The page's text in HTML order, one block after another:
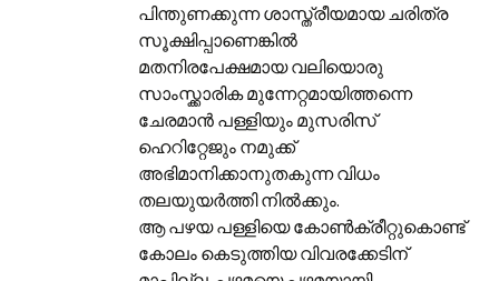
പിന്തുണക്കുന്ന ശാസ്ത്രീയമായ ചരിത്ര
സൂക്ഷിപ്പാണെങ്കില്‍
മതനിരപേക്ഷമായ വലിയൊരു
സാംസ്ക്കാരിക മുന്നേറ്റമായിത്തന്നെ
ചേരമാന്‍ പള്ളിയും മുസരിസ്
ഹെറിറ്റേജും നമുക്ക്
അഭിമാനിക്കാനുതകുന്ന വിധം
തലയുയര്‍ത്തി നില്‍ക്കും.
ആ പഴയ പള്ളിയെ കോണ്‍ക്രീറ്റുകൊണ്ട്
കോലം കെടുത്തിയ വിവരക്കേടിന്